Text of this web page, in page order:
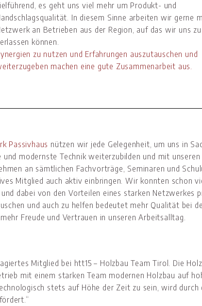
es geht uns viel mehr um Produkt- und
In diesem Sinne arbeiten wir gerne
an Betrieben aus der Region, auf das wir uns zu
können.
zu nutzen und Erfahrungen auszutauschen und
machen eine gute Zusammenarbeit aus.
Passivhaus nützen wir jede Gelegenheit, um uns in
modernste Technik weiterzubilden und mit unseren
an sämtlichen Fachvorträge, Seminaren und
Mitglied auch aktiv einbringen. Wir konnten schon
dabei von den Vorteilen eines starken Netzwerkes
und auch zu helfen bedeutet mehr Qualität bei
Freude und Vertrauen in unseren Arbeitsalltag.
Mitglied bei htt15 – Holzbau Team Tirol. Die
mit einem starken Team modernen Holzbau auf
stets auf Höhe der Zeit zu sein, wird durch